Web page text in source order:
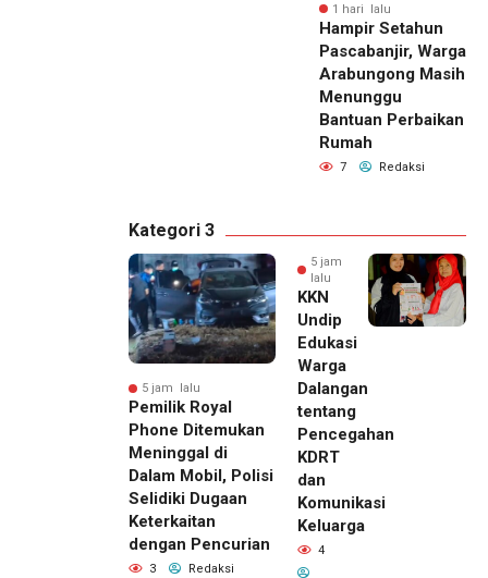
1 hari lalu
Hampir Setahun
Pascabanjir, Warga
Arabungong Masih
Menunggu
Bantuan Perbaikan
Rumah
7 Redaksi
Kategori 3
5 jam lalu
Pemilik Royal
Phone Ditemukan
Meninggal di
Dalam Mobil, Polisi
Selidiki Dugaan
Keterkaitan
dengan Pencurian
3 Redaksi
5 jam
lalu
KKN
Undip
Edukasi
Warga
Dalangan
tentang
Pencegahan
KDRT
dan
Komunikasi
Keluarga
4